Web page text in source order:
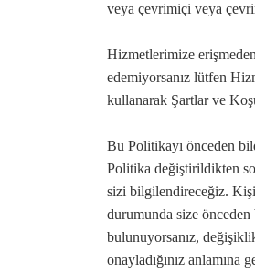
veya çevrimiçi veya
Hizmetlerimize
edemiyorsanız lütfen
kullanarak Şartlar ve
Bu Politikayı önceden
Politika değiştirildikten
sizi bilgilendireceğiz.
durumunda size
bulunuyorsanız,
onayladığınız anlamına